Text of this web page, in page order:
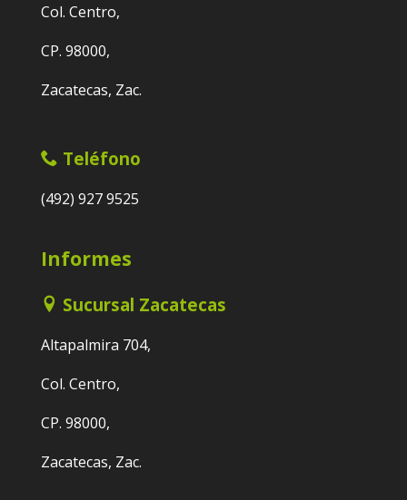
Col. Centro,
CP. 98000,
Zacatecas, Zac.
Teléfono
(492) 927 9525
Informes
Sucursal Zacatecas
Altapalmira 704,
Col. Centro,
CP. 98000,
Zacatecas, Zac.